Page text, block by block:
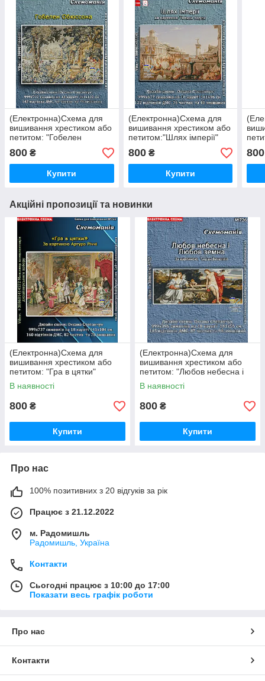
(Електронна)Схема для
вишивання хрестиком або
петитом: "Гобелен
Обюссона
800 ₴
Купити
(Електронна)Схема для
вишивання хрестиком або
петитом:"Шлях імперії"
800₴
Купити
800
Акційні пропозиції та новинки
(Електронна)Схема для
вишивання хрестиком або
петитом: "Гра в цятки"
В наявності
800 ₴
Купити
(Електронна)Схема для
вишивання хрестиком або
петитом: "Любов небесна і
Любов земна"
В наявності
800 ₴
Купити
Про нас
100% позитивних з 20 відгуків за рік
Працює з 21.12.2022
м. Радомишль
Радомишль, Україна
Контакти
Сьогодні працює з 10:00 до 17:00
Показати весь графік роботи
Про нас
Контакти